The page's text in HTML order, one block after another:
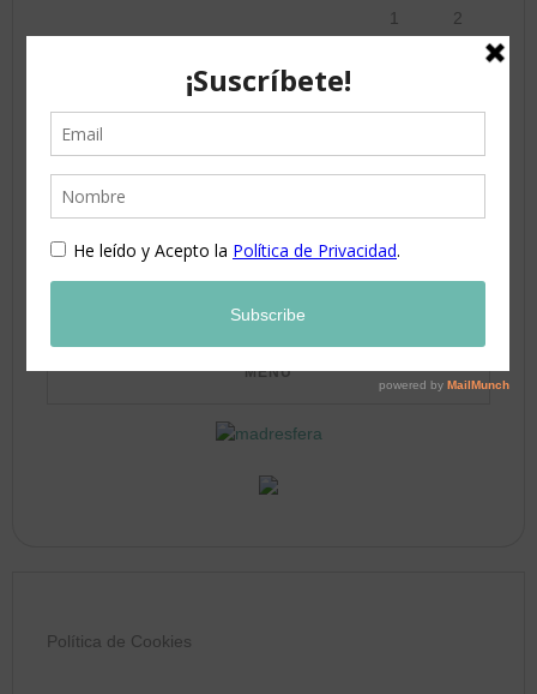
1 2
5
10 11 12 13 14 15 16
24 25 26 27 28 29 30
Política de Cookies